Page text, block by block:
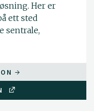
Her er
ett sted
sentrale,